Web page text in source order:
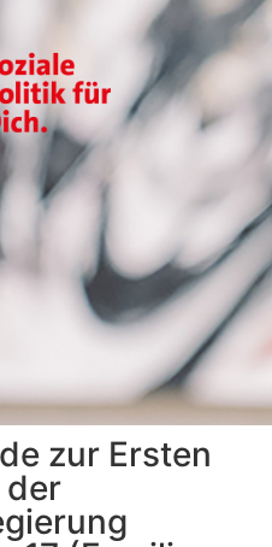
zur Ersten
der